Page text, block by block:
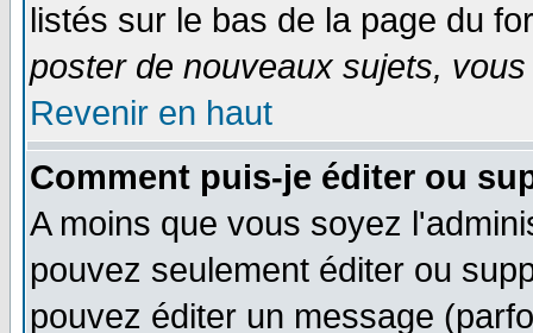
listés sur le bas de la page du
poster de nouveaux sujets,
Revenir en haut
Comment puis-je éditer ou
A moins que vous soyez
pouvez seulement éditer ou
pouvez éditer un message